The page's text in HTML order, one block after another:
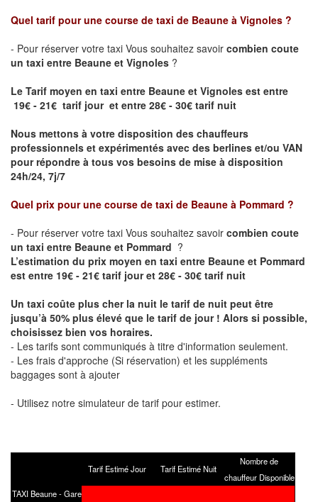
Quel tarif pour une course de taxi de Beaune à Vignoles ?
- Pour réserver votre taxi Vous souhaitez savoir combien coute
un taxi entre Beaune et Vignoles ?
Le Tarif moyen en taxi entre Beaune et Vignoles est entre
19€ - 21€ tarif jour et entre 28€ - 30€ tarif nuit
Nous mettons à votre disposition des chauffeurs
professionnels et expérimentés avec des berlines et/ou VAN
pour répondre à tous vos besoins de mise à disposition
24h/24, 7j/7
Quel prix pour une course de taxi de Beaune à Pommard ?
- Pour réserver votre taxi Vous souhaitez savoir combien coute
un taxi entre Beaune et Pommard ?
L’estimation du prix moyen en taxi entre Beaune et Pommard
est entre 19€ - 21€ tarif jour et 28€ - 30€ tarif nuit
Un taxi coûte plus cher la nuit le tarif de nuit peut être
jusqu’à 50% plus élevé que le tarif de jour ! Alors si possible,
choisissez bien vos horaires.
- Les tarifs sont communiqués à titre d'information seulement.
- Les frais d'approche (Si réservation) et les suppléments
baggages sont à ajouter
- Utilisez notre simulateur de tarif pour estimer.
Tarif Estimé Jour Tarif Estimé Nuit
Nombre de
chauffeur Disponible
TAXI Beaune - Gare